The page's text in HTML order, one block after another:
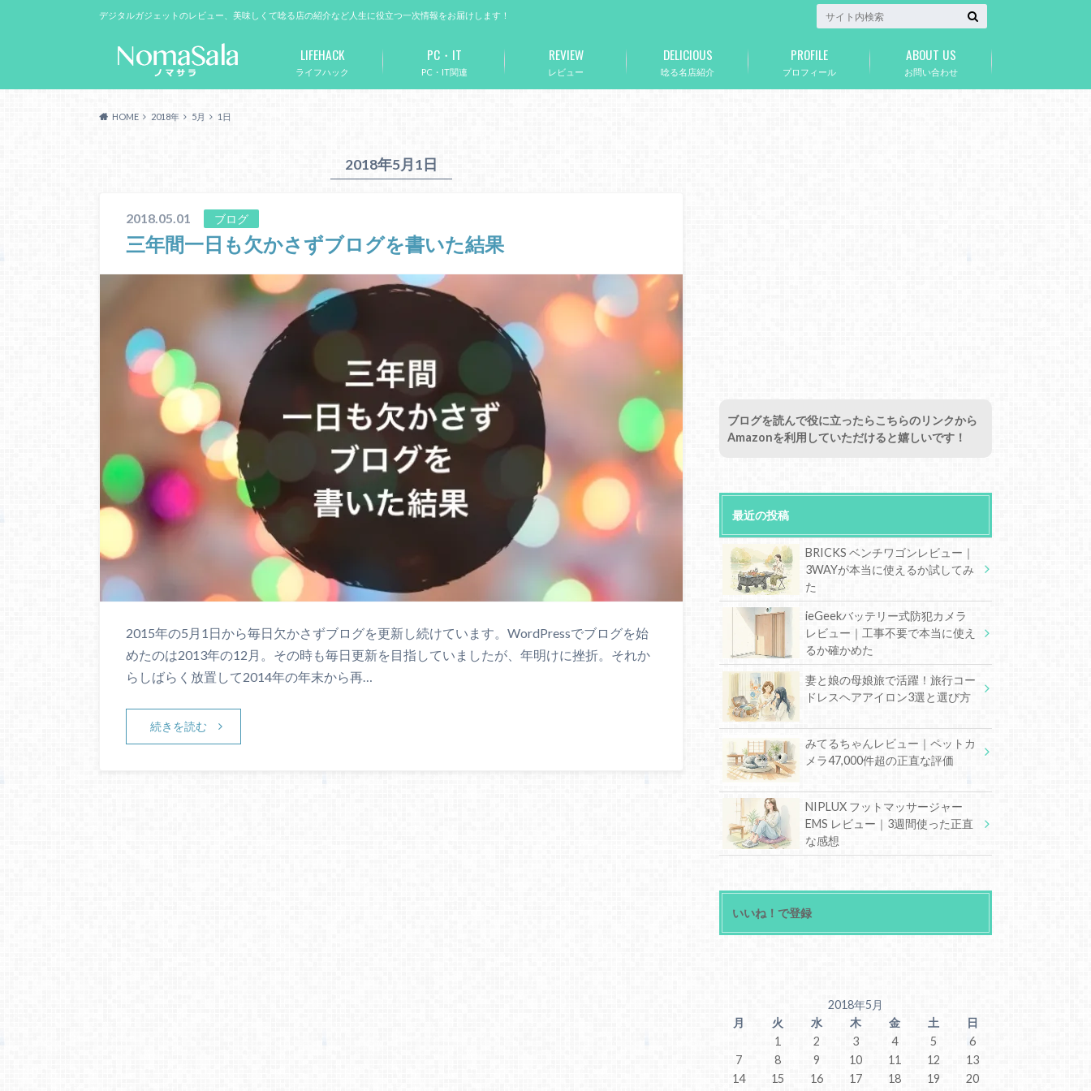
デジタルガジェットのレビュー、美味しくて唸る店の紹介など人生に役立つ一次情報をお届けします！
ライフハック
LIFEHACK
PC・IT関連
PC・IT
レビュー
REVIEW
唸る名店紹介
DELICIOUS
プロフィール
PROFILE
お問い合わせ
ABOUT US
HOME 2018年 5月 1日
2018年5月1日
2018.05.01 ブログ
三年間一日も欠かさずブログを書いた結果
2015年の5月1日から毎日欠かさずブログを更新し続けています。WordPressでブログを始
めたのは2013年の12月。その時も毎日更新を目指していましたが、年明けに挫折。それか
らしばらく放置して2014年の年末から再…
続きを読む
ブログを読んで役に立ったらこちらのリンクから
Amazonを利用していただけると嬉しいです！
最近の投稿
BRICKS ベンチワゴンレビュー｜
3WAYが本当に使えるか試してみ
た
ieGeekバッテリー式防犯カメラ
レビュー｜工事不要で本当に使え
るか確かめた
妻と娘の母娘旅で活躍！旅行コー
ドレスヘアアイロン3選と選び方
みてるちゃんレビュー｜ペットカ
メラ47,000件超の正直な評価
NIPLUX フットマッサージャー
EMS レビュー｜3週間使った正直
な感想
いいね！で登録
2018年5月
月
火 水 木 金 土
日
1
2 3 4 5
6
7
8 9 10 11 12
13
14
15 16 17 18 19
20